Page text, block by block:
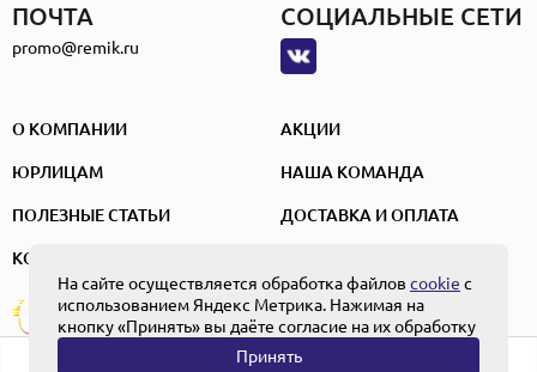
ПОЧТА
promo@remik.ru
СОЦИАЛЬНЫЕ СЕТИ
О КОМПАНИИ АКЦИИ
ЮРЛИЦАМ НАША КОМАНДА
ПОЛЕЗНЫЕ СТАТЬИ ДОСТАВКА И ОПЛАТА
КОНТАКТЫ
Создание и
продвижение
ПОЛЬЗОВАТЕЛЬСКОЕ СОГЛАШЕНИЕ
ПОЛИТИКА КОНФИДЕНЦИАЛЬНОСТИ
ПОЛОЖЕНИЕ ОБ ОБРАБОТКЕ ПЕРСОНАЛЬНЫХ ДАННЫХ
На сайте осуществляется обработка файлов cookie с
использованием Яндекс Метрика. Нажимая на
кнопку «Принять» вы даёте согласие на их обработку
Принять